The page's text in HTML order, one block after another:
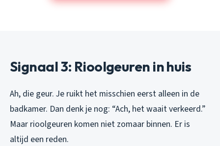
Signaal 3: Rioolgeuren in huis
Ah, die geur. Je ruikt het misschien eerst alleen in de
badkamer. Dan denk je nog: “Ach, het waait verkeerd.”
Maar rioolgeuren komen niet zomaar binnen. Er is
altijd een reden.